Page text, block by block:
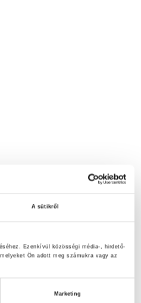
A sütikről
Ezenkívül közösségi média-, hirdető-
Ön adott meg számukra vagy az
Marketing